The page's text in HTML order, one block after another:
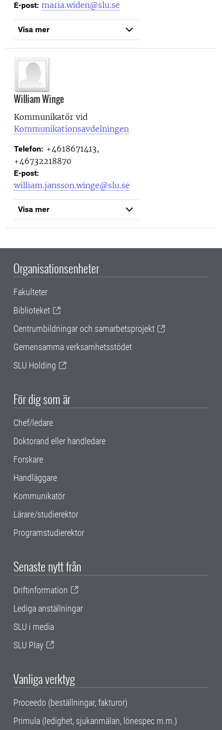
E-post: maria.widen@slu.se
Visa mer
William Winge
Kommunikatör vid
Kommunikationsavdelningen
Telefon: +4618671413,
+46732218870
E-post:
william.jansson.winge@slu.se
Visa mer
Organisationsenheter
Fakulteter
Biblioteket
Centrumbildningar och samarbetsprojekt
Gemensamma verksamhetsstödet
SLU Holding
För dig som är
Chef/ledare
Doktorand eller handledare
Forskare
Handläggare
Kommunikatör
Lärare/studierektor
Programstudierektor
Senaste nytt från
Driftinformation
Lediga anställningar
SLU i media
SLU Play
Vanliga verktyg
Proceedo (beställningar, fakturor)
Primula (ledighet, sjukanmälan, lönespec m.m.)